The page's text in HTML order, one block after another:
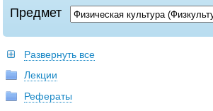
Предмет
Развернуть все
Лекции
Рефераты